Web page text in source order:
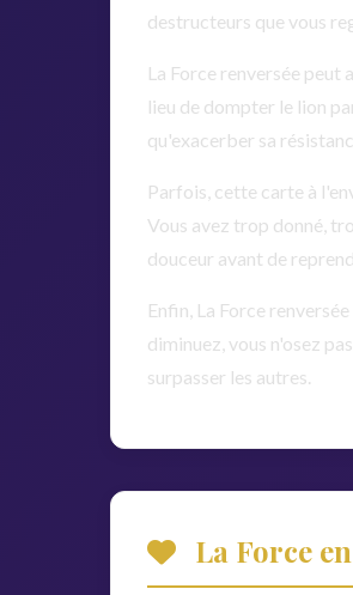
destructeurs que vous
La Force renversée peut
lieu de dompter le lion
qu'exacerber sa
Parfois, cette carte à
Vous avez trop donné,
douceur avant de
Enfin, La Force
diminuez, vous n'osez
surpasser les autres.
La Force